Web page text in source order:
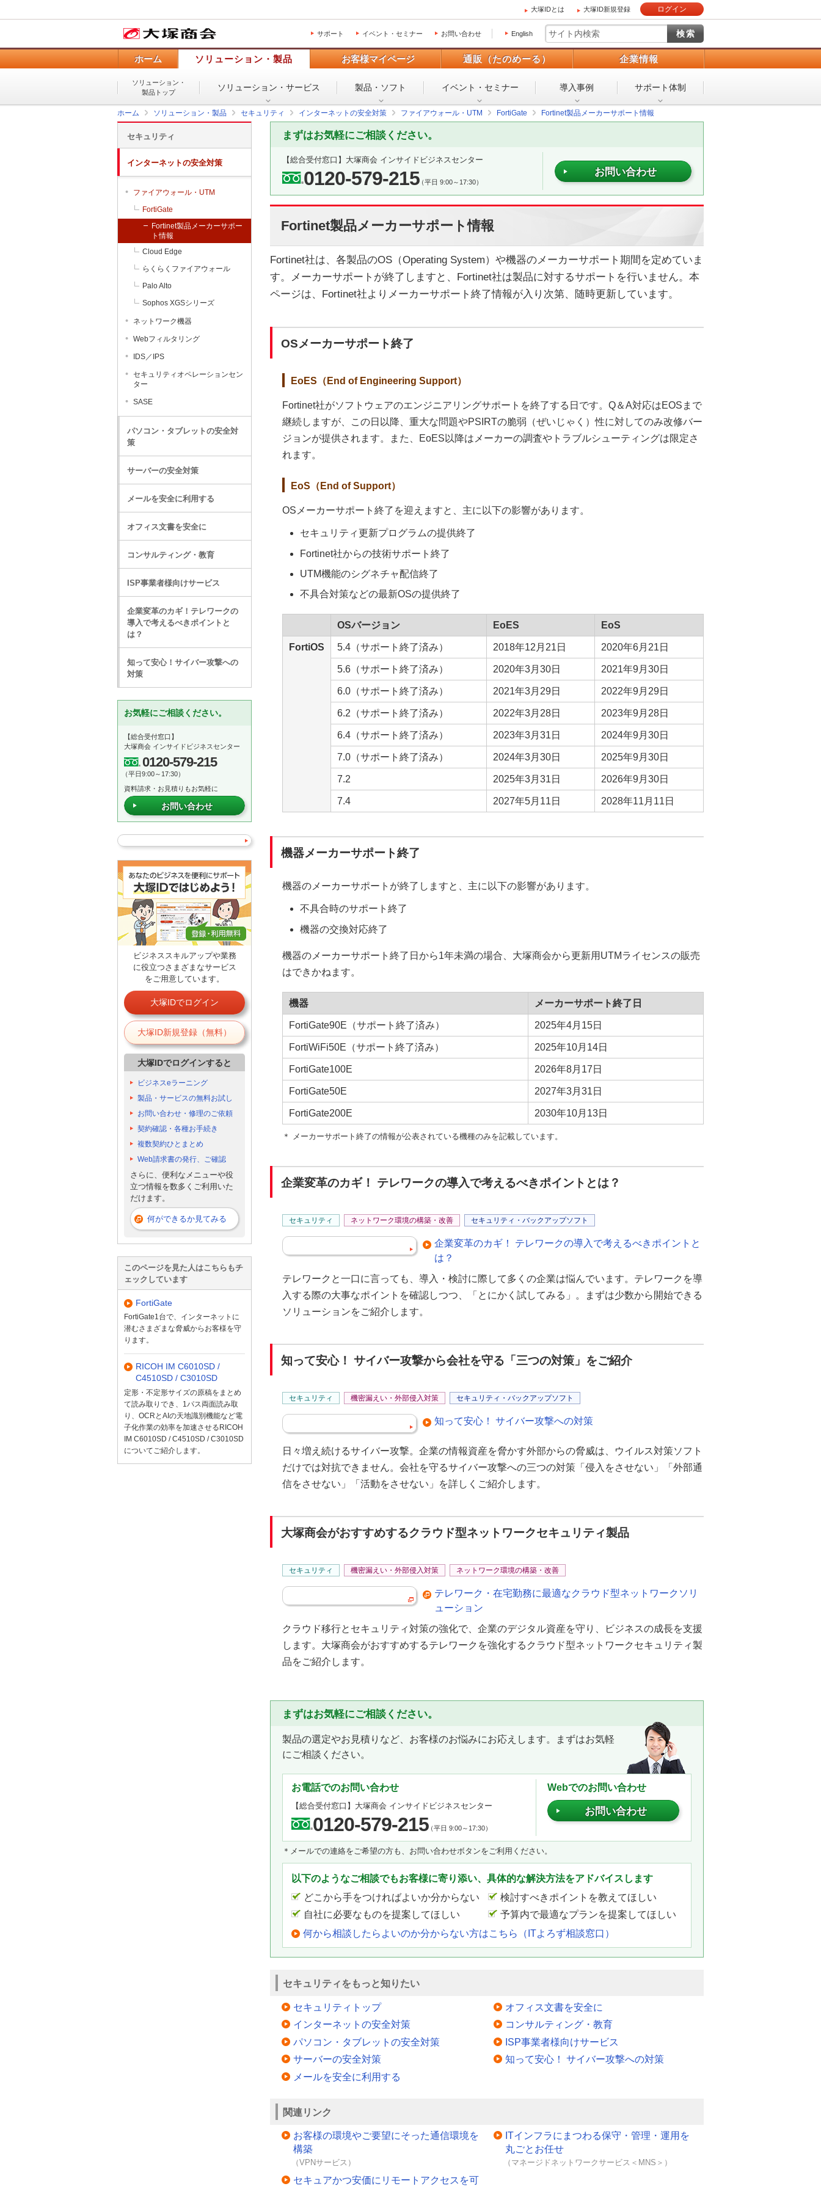
大塚IDとは 大塚ID新規登録 ログイン
サポート イベント・セミナー お問い合わせ English
ホーム ソリューション・製品 お客様マイページ 通販（たのめーる） 企業情報
ソリューション・
製品トップ
ソリューション・ サービス 製品・ソフト イベント・ セミナー 導入事例 サポート体制
ホーム ソリューション・製品 セキュリティ インターネットの安全対策 ファイアウォール・UTM FortiGate Fortinet製品メーカーサポート情報
まずはお気軽にご相談ください。
【総合受付窓口】 大塚商会 インサイドビジネスセンター
0120-579-215（平日 9:00～17:30）
お問い合わせ
Fortinet製品メーカーサポート情報
Fortinet社は、各製品のOS（Operating System）や機器のメーカーサポート期間を定めていま
す。メーカーサポートが終了しますと、Fortinet社は製品に対するサポートを行いません。本
ページは、Fortinet社よりメーカーサポート終了情報が入り次第、随時更新しています。
OSメーカーサポート終了
EoES（End of Engineering Support）
Fortinet社がソフトウェアのエンジニアリングサポートを終了する日です。Q＆A対応はEOSまで
継続しますが、この日以降、重大な問題やPSIRTの脆弱（ぜいじゃく）性に対してのみ改修バー
ジョンが提供されます。また、EoES以降はメーカーの調査やトラブルシューティングは限定さ
れます。
EoS（End of Support）
OSメーカーサポート終了を迎えますと、主に以下の影響があります。
セキュリティ更新プログラムの提供終了
Fortinet社からの技術サポート終了
UTM機能のシグネチャ配信終了
不具合対策などの最新OSの提供終了
OSバージョン EoES EoS
FortiOS 5.4（サポート終了済み） 2018年12月21日 2020年6月21日
5.6（サポート終了済み） 2020年3月30日 2021年9月30日
6.0（サポート終了済み） 2021年3月29日 2022年9月29日
6.2（サポート終了済み） 2022年3月28日 2023年9月28日
6.4（サポート終了済み） 2023年3月31日 2024年9月30日
7.0（サポート終了済み） 2024年3月30日 2025年9月30日
7.2 2025年3月31日 2026年9月30日
7.4 2027年5月11日 2028年11月11日
機器メーカーサポート終了
機器のメーカーサポートが終了しますと、主に以下の影響があります。
不具合時のサポート終了
機器の交換対応終了
機器のメーカーサポート終了日から1年未満の場合、大塚商会から更新用UTMライセンスの販売
はできかねます。
機器 メーカーサポート終了日
FortiGate90E（サポート終了済み） 2025年4月15日
FortiWiFi50E（サポート終了済み） 2025年10月14日
FortiGate100E 2026年8月17日
FortiGate50E 2027年3月31日
FortiGate200E 2030年10月13日
＊ メーカーサポート終了の情報が公表されている機種のみを記載しています。
企業変革のカギ！ テレワークの導入で考えるべきポイントとは？
セキュリティ ネットワーク環境の構築・改善 セキュリティ・バックアップソフト
企業変革のカギ！ テレワークの導入で考えるべきポイントと
は？
テレワークと一口に言っても、導入・検討に際して多くの企業は悩んでいます。テレワークを導
入する際の大事なポイントを確認しつつ、「とにかく試してみる」。まずは少数から開始できる
ソリューションをご紹介します。
知って安心！ サイバー攻撃から会社を守る「三つの対策」をご紹介
セキュリティ 機密漏えい・外部侵入対策 セキュリティ・バックアップソフト
知って安心！ サイバー攻撃への対策
日々増え続けるサイバー攻撃。企業の情報資産を脅かす外部からの脅威は、ウイルス対策ソフト
だけでは対抗できません。会社を守るサイバー攻撃への三つの対策「侵入をさせない」「外部通
信をさせない」「活動をさせない」を詳しくご紹介します。
大塚商会がおすすめするクラウド型ネットワークセキュリティ製品
セキュリティ 機密漏えい・外部侵入対策 ネットワーク環境の構築・改善
テレワーク・在宅勤務に最適なクラウド型ネットワークソリ
ューション
クラウド移行とセキュリティ対策の強化で、企業のデジタル資産を守り、ビジネスの成長を支援
します。大塚商会がおすすめするテレワークを強化するクラウド型ネットワークセキュリティ製
品をご紹介します。
まずはお気軽にご相談ください。
製品の選定やお見積りなど、お客様のお悩みにお応えします。まずはお気軽
にご相談ください。
お電話でのお問い合わせ
【総合受付窓口】 大塚商会 インサイドビジネスセンター
0120-579-215（平日 9:00～17:30）
Webでのお問い合わせ
お問い合わせ
＊メールでの連絡をご希望の方も、お問い合わせボタンをご利用ください。
以下のようなご相談でもお客様に寄り添い、具体的な解決方法をアドバイスします
どこから手をつければよいか分からない
検討すべきポイントを教えてほしい
自社に必要なものを提案してほしい
予算内で最適なプランを提案してほしい
何から相談したらよいのか分からない方はこちら（ITよろず相談窓口）
セキュリティをもっと知りたい
セキュリティトップ
インターネットの安全対策
パソコン・タブレットの安全対策
サーバーの安全対策
メールを安全に利用する
オフィス文書を安全に
コンサルティング・教育
ISP事業者様向けサービス
知って安心！ サイバー攻撃への対策
関連リンク
お客様の環境やご要望にそった通信環境を
構築
（VPNサービス）
セキュアかつ安価にリモートアクセスを可
ITインフラにまつわる保守・管理・運用を
丸ごとお任せ
（マネージドネットワークサービス＜MNS＞）
セキュリティ
インターネットの安全対策
ファイアウォール・UTM
FortiGate
Fortinet製品メーカーサポー
ト情報
Cloud Edge
らくらくファイアウォール
Palo Alto
Sophos XGSシリーズ
ネットワーク機器
Webフィルタリング
IDS／IPS
セキュリティオペレーションセン
ター
SASE
パソコン・タブレットの安全対
策
サーバーの安全対策
メールを安全に利用する
オフィス文書を安全に
コンサルティング・教育
ISP事業者様向けサービス
企業変革のカギ！テレワークの
導入で考えるべきポイントと
は？
知って安心！サイバー攻撃への
対策
お気軽にご相談ください。
【総合受付窓口】
大塚商会 インサイドビジネスセンター
0120-579-215
（平日9:00～17:30）
資料請求・お見積りもお気軽に
お問い合わせ
ビジネススキルアップや業務
に役立つさまざまなサービス
をご用意しています。
大塚IDでログイン
大塚ID新規登録（無料）
大塚IDでログインすると
ビジネスeラーニング
製品・サービスの無料お試し
お問い合わせ・修理のご依頼
契約確認・各種お手続き
複数契約ひとまとめ
Web請求書の発行、ご確認
さらに、便利なメニューや役
立つ情報を数多くご利用いた
だけます。
何ができるか見てみる
このページを見た人はこちらもチ
ェックしています
FortiGate
FortiGate1台で、インターネットに
潜むさまざまな脅威からお客様を守
ります。
RICOH IM C6010SD /
C4510SD / C3010SD
定形・不定形サイズの原稿をまとめ
て読み取りでき、1パス両面読み取
り、OCRとAIの天地識別機能など電
子化作業の効率を加速させるRICOH
IM C6010SD / C4510SD / C3010SD
についてご紹介します。